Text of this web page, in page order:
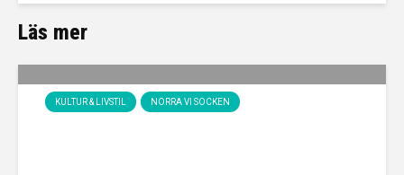
Läs mer
KULTUR & LIVSTIL NORRA VI SOCKEN